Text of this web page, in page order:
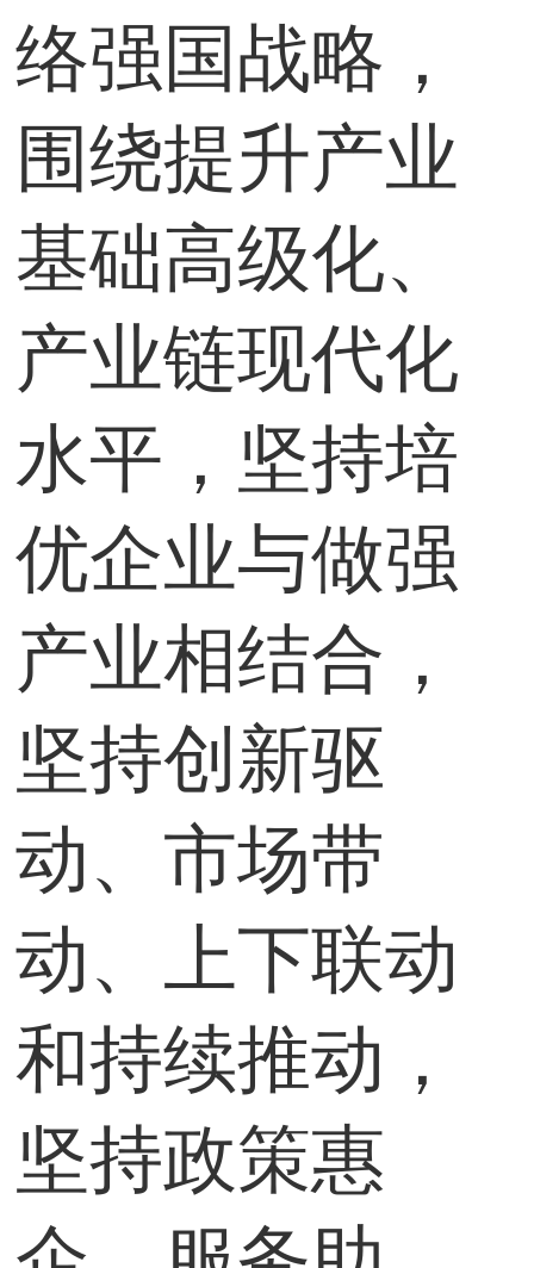
络强国战略，
围绕提升产业
基础高级化、
产业链现代化
水平，坚持培
优企业与做强
产业相结合，
坚持创新驱
动、市场带
动、上下联动
和持续推动，
坚持政策惠